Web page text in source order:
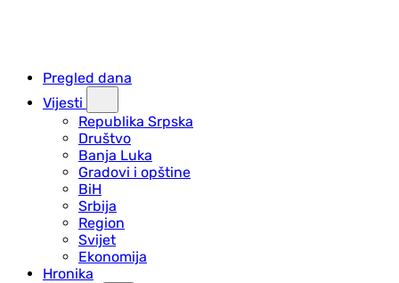
Pregled dana
Vijesti
Republika Srpska
Društvo
Banja Luka
Gradovi i opštine
BiH
Srbija
Region
Svijet
Ekonomija
Hronika